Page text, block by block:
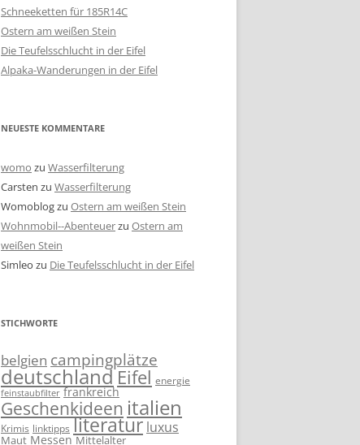
Schneeketten für 185R14C
Ostern am weißen Stein
Die Teufelsschlucht in der Eifel
Alpaka-Wanderungen in der Eifel
NEUESTE KOMMENTARE
womo zu Wasserfilterung
Carsten zu Wasserfilterung
Womoblogzu Ostern am weißen Stein
Wohnmobil--Abenteuerzu Ostern am
weißen Stein
Simleo zu Die Teufelsschlucht in der Eifel
STICHWORTE
belgien campingplätze
deutschland Eifel energie
feinstaubfilter frankreich
Geschenkideen italien
Krimis linktipps literatur luxus
Maut Messen Mittelalter